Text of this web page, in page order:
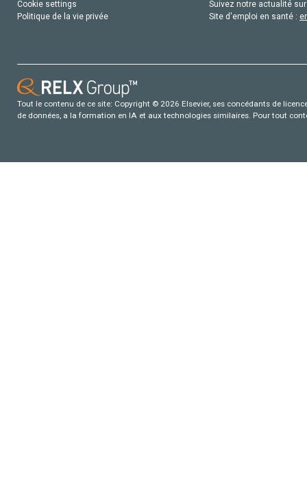
Cookie settings
Politique de la vie privée
Suivez notre actualité
Site d'emploi en santé :
Tout le contenu de ce site: Copyright © 2026 Elsevier, ses concédants de
de données, a la formation en IA et aux technologies similaires. Pour tout